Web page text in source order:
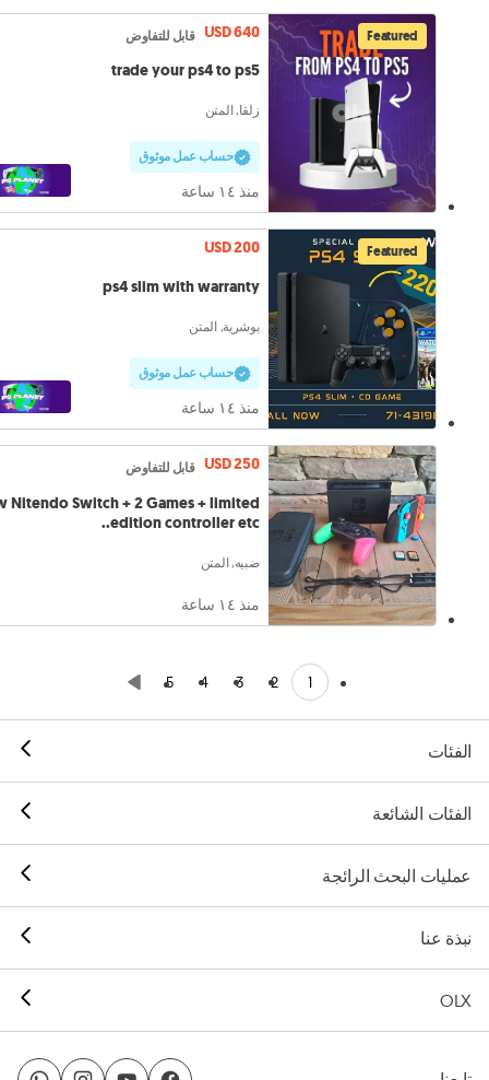
Featured
USD 640 قابل للتفاوض
trade your ps4 to ps5
زلقا, المتن
حساب عمل موثوق
منذ ١٤ ساعة
Featured
USD 200
ps4 slim with warranty
بوشرية, المتن
حساب عمل موثوق
منذ ١٤ ساعة
USD 250 قابل للتفاوض
Nitendo Switch + 2 Games + limited
edition controller etc..
ضبيه, المتن
منذ ١٤ ساعة
1
2
3
4
5
الفئات
الفئات الشائعة
عمليات البحث الرائجة
نبذة عنا
OLX